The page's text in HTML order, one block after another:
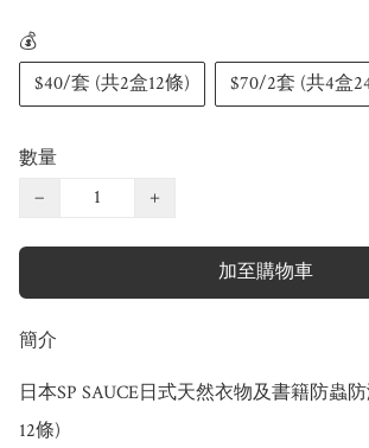
💰
$40/套 (共2盒12條)
$70/2套 (共4盒
數量
−
+
加至購物車
簡介
日本SP SAUCE日式天然衣物及書籍防蟲
12條)